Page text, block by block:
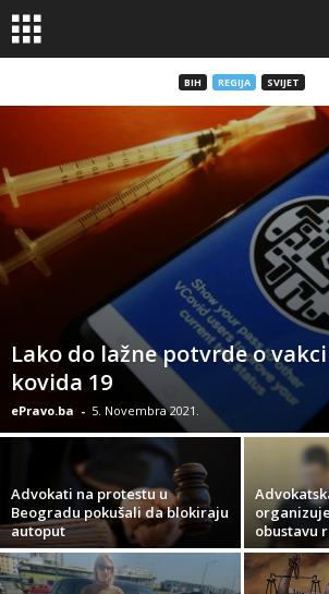
BIH REGIJA SVIJET
Lako do lažne potvrde o
kovida 19
ePravo.ba - 5. Novembra 2021.
Advokati na protestu u
Beogradu pokušali da blokiraju
autoput
obustavu